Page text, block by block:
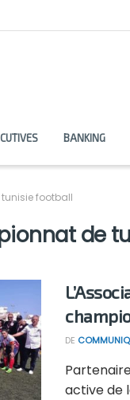
BANKING
football
de
DE
active de